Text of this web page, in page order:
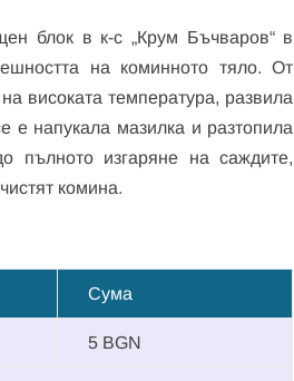
блок в к-с „Крум Бъчваров“ в
на коминното тяло. От
високата температура, развила
е напукала мазилка и разтопила
пълното изгаряне на саждите,
комина.
Сума
5 BGN